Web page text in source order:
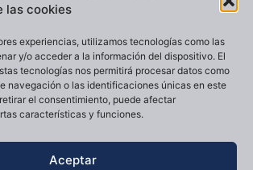
las cookies
experiencias, utilizamos tecnologías como las
y/o acceder a la información del dispositivo. El
tecnologías nos permitirá procesar datos como
navegación o las identificaciones únicas en este
el consentimiento, puede afectar
características y funciones.
Aceptar
acepto la Política de privacidad